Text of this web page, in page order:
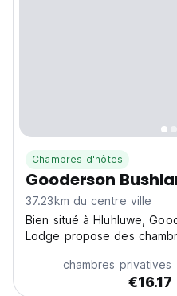
Chambres d'hôtes
Gooderson
37.23km du centre ville
Bien situé à Hluhluwe,
Lodge propose des
chambres privatives
€16.17